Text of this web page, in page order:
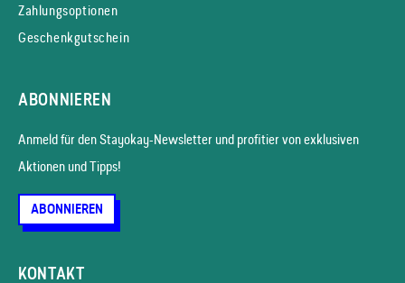
Zahlungsoptionen
Geschenkgutschein
ABONNIEREN
Anmeld für den Stayokay-News­letter und profitier von exklusiven
Aktionen und Tipps!
ABONNIEREN
KONTAKT